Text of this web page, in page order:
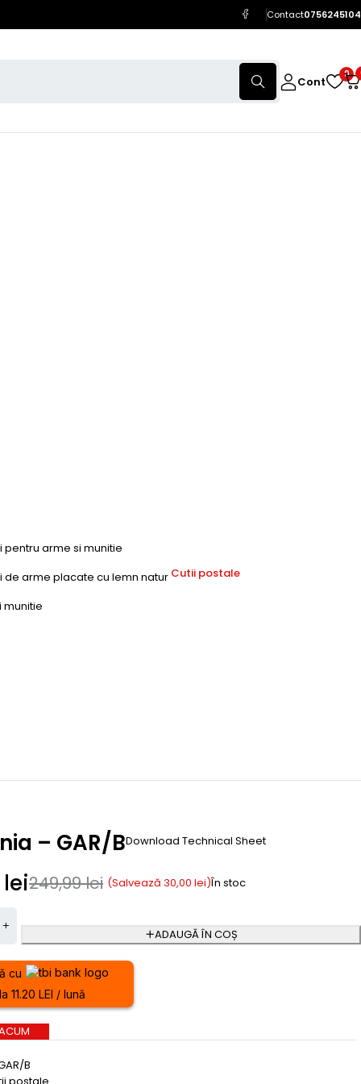
Contact0756245104
Cont
0
pentru arme si munitie
de arme placate cu lemn natur
munitie
Cutii postale
– GAR/BDownload Technical Sheet
249,99lei
lei (Salvează 30,00 lei)În stoc
ADAUGĂ ÎN COȘ
cu
11.20 LEI / lună
B